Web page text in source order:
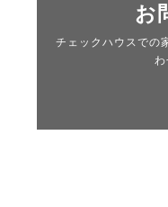
お
チェックハウスでの
わ